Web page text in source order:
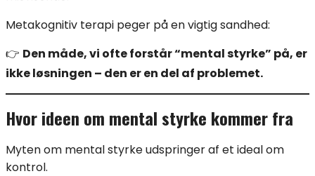
Metakognitiv terapi peger på en vigtig sandhed:
👉 Den måde, vi ofte forstår “mental styrke” på, er
ikke løsningen – den er en del af problemet.
Hvor ideen om mental styrke kommer fra
Myten om mental styrke udspringer af et ideal om
kontrol.